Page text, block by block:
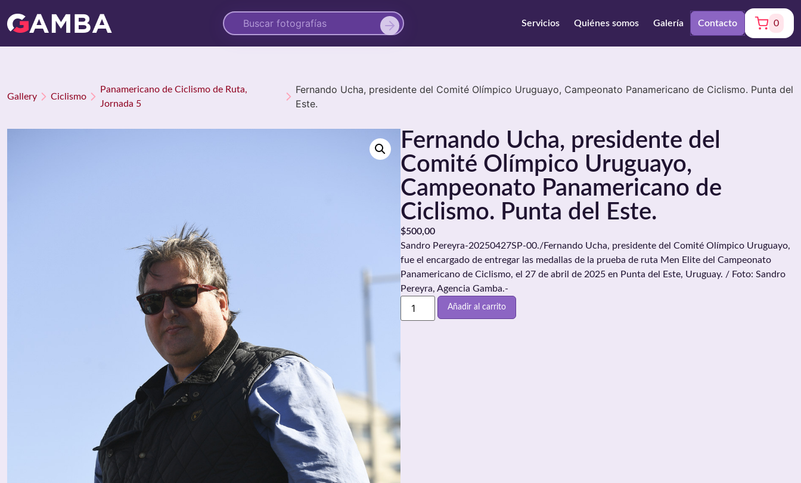
Servicios Quiénes somos Galería Contacto 0
Gallery Ciclismo
Panamericano de Ciclismo de Ruta,
Jornada 5
Fernando Ucha, presidente del Comité Olímpico Uruguayo, Campeonato Panamericano de Ciclismo. Punta del
Este.
Fernando Ucha, presidente del
Comité Olímpico Uruguayo,
Campeonato Panamericano de
Ciclismo. Punta del Este.
$500,00
Sandro Pereyra-20250427SP-00./Fernando Ucha, presidente del Comité Olímpico Uruguayo,
fue el encargado de entregar las medallas de la prueba de ruta Men Elite del Campeonato
Panamericano de Ciclismo, el 27 de abril de 2025 en Punta del Este, Uruguay. / Foto: Sandro
Pereyra, Agencia Gamba.-
Añadir al carrito